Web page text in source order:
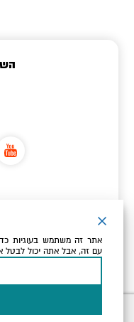
כתובת הדוא"ל שלך
אני מאשר/ת שקראתי
אתר זה משתמש בעוגיות
עם זה, אבל אתה יכול